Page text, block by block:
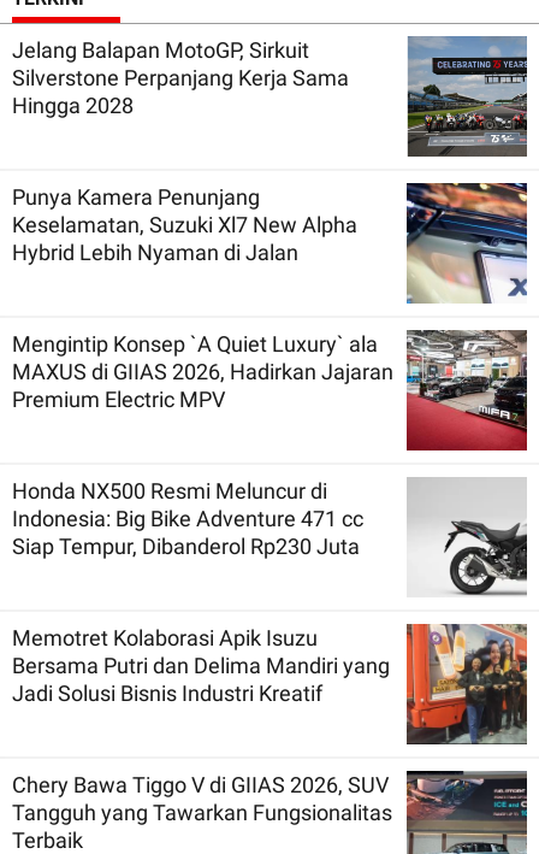
Jelang Balapan MotoGP, Sirkuit
Silverstone Perpanjang Kerja Sama
Hingga 2028
Punya Kamera Penunjang
Keselamatan, Suzuki Xl7 New Alpha
Hybrid Lebih Nyaman di Jalan
Mengintip Konsep `A Quiet Luxury` ala
MAXUS di GIIAS 2026, Hadirkan Jajaran
Premium Electric MPV
Honda NX500 Resmi Meluncur di
Indonesia: Big Bike Adventure 471 cc
Siap Tempur, Dibanderol Rp230 Juta
Memotret Kolaborasi Apik Isuzu
Bersama Putri dan Delima Mandiri yang
Jadi Solusi Bisnis Industri Kreatif
Chery Bawa Tiggo V di GIIAS 2026, SUV
Tangguh yang Tawarkan Fungsionalitas
Terbaik